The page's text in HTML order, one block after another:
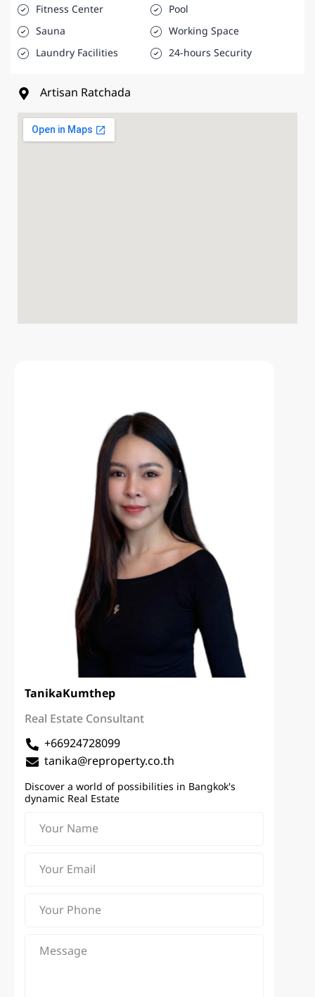
Fitness Center
Pool
Sauna
Working Space
Laundry Facilities
24-hours Security
Artisan Ratchada
TanikaKumthep
Real Estate Consultant
+66924728099
tanika@reproperty.co.th
Discover a world of possibilities in Bangkok's
dynamic Real Estate